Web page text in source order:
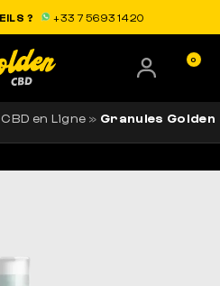
0
? +33 7 56 93 14 20
en Ligne » Granules Golden